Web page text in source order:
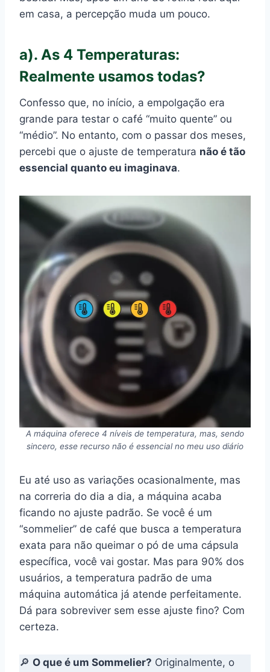
em casa, a percepção muda um pouco.
a). As 4 Temperaturas:
Realmente usamos todas?
Confesso que, no início, a empolgação era
grande para testar o café “muito quente” ou
“médio”. No entanto, com o passar dos meses,
percebi que o ajuste de temperatura não é tão
essencial quanto eu imaginava.
A máquina oferece 4 níveis de temperatura, mas, sendo
sincero, esse recurso não é essencial no meu uso diário
Eu até uso as variações ocasionalmente, mas
na correria do dia a dia, a máquina acaba
ficando no ajuste padrão. Se você é um
“sommelier” de café que busca a temperatura
exata para não queimar o pó de uma cápsula
específica, você vai gostar. Mas para 90% dos
usuários, a temperatura padrão de uma
máquina automática já atende perfeitamente.
Dá para sobreviver sem esse ajuste fino? Com
certeza.
🔎 O que é um Sommelier? Originalmente, o